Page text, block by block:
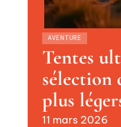
AVENTURE
Tentes
sélection
plus
11 mars 2026